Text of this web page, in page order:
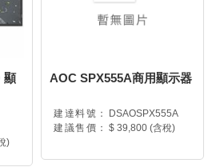
顯
)
AOC SPX555A商用顯示器
建達料號：
DSAOSPX555A
建議售價： $ 39,800 (含稅)